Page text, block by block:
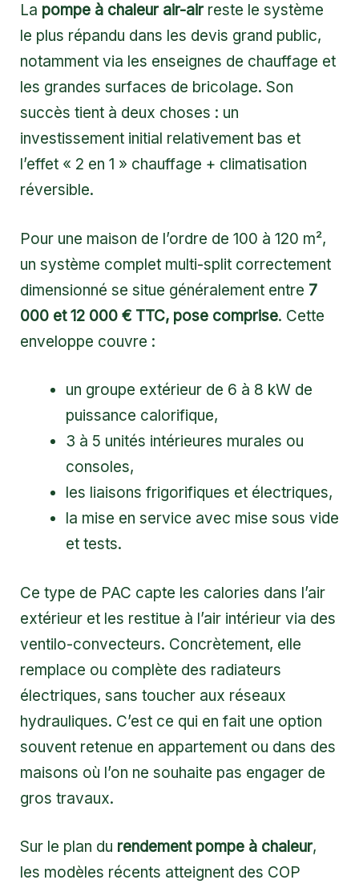
La pompe à chaleur air-airreste le système
le plus répandu dans les devis grand public,
notamment via les enseignes de chauffage et
les grandes surfaces de bricolage. Son
succès tient à deux choses : un
investissement initial relativement bas et
l’effet « 2 en 1 » chauffage + climatisation
réversible.
Pour une maison de l’ordre de 100 à 120 m²,
un système complet multi-split correctement
dimensionné se situe généralement entre 7
000 et 12 000 € TTC, pose comprise. Cette
enveloppe couvre :
un groupe extérieur de 6 à 8 kW de
puissance calorifique,
3 à 5 unités intérieures murales ou
consoles,
les liaisons frigorifiques et électriques,
la mise en service avec mise sous vide
et tests.
Ce type de PAC capte les calories dans l’air
extérieur et les restitue à l’air intérieur via des
ventilo-convecteurs. Concrètement, elle
remplace ou complète des radiateurs
électriques, sans toucher aux réseaux
hydrauliques. C’est ce qui en fait une option
souvent retenue en appartement ou dans des
maisons où l’on ne souhaite pas engager de
gros travaux.
Sur le plan du rendement pompe à chaleur,
les modèles récents atteignent des COP